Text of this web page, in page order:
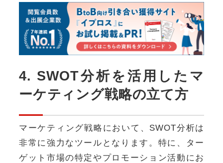
4. SWOT分析を活用したマ
ーケティング戦略の立て方
マーケティング戦略において、SWOT分析は
非常に強力なツールとなります。特に、ター
ゲット市場の特定やプロモーション活動にお